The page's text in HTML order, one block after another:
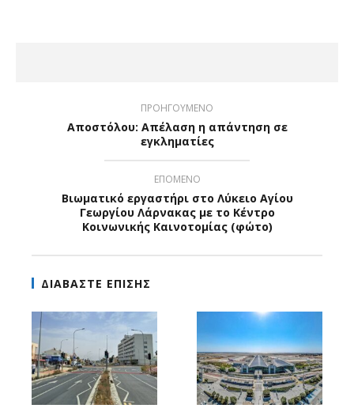
ΠΡΟΗΓΟΥΜΕΝΟ
Αποστόλου: Απέλαση η απάντηση σε
εγκληματίες
ΕΠΟΜΕΝΟ
Βιωματικό εργαστήρι στο Λύκειο Αγίου
Γεωργίου Λάρνακας με το Κέντρο
Κοινωνικής Καινοτομίας (φώτο)
ΔΙΑΒΑΣΤΕ ΕΠΙΣΗΣ